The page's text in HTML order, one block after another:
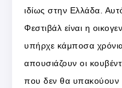
ιδίως στην Ελλάδα.
Φεστιβάλ είναι η
υπήρχε κάμποσα χρόνια
απουσιάζουν οι
που δεν θα υπακούουν